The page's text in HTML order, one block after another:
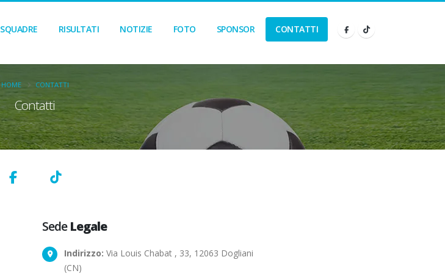
SQUADRE RISULTATI NOTIZIE FOTO SPONSOR CONTATTI
Contatti
HOME CONTATTI
SedeLegale
Indirizzo: Via Louis Chabat , 33, 12063 Dogliani
(CN)